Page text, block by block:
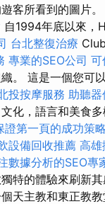
客所看到的圖片。
自1994年底以來，
台北整復治療
專業的SEO公司 可
。 這是一個您可
投按摩服務 助聽器
化，語言和美食
證第一頁的成功策略
設備回收推薦 高雄
數據分析的SEO專
特的體驗來刷新
天主教和東正教